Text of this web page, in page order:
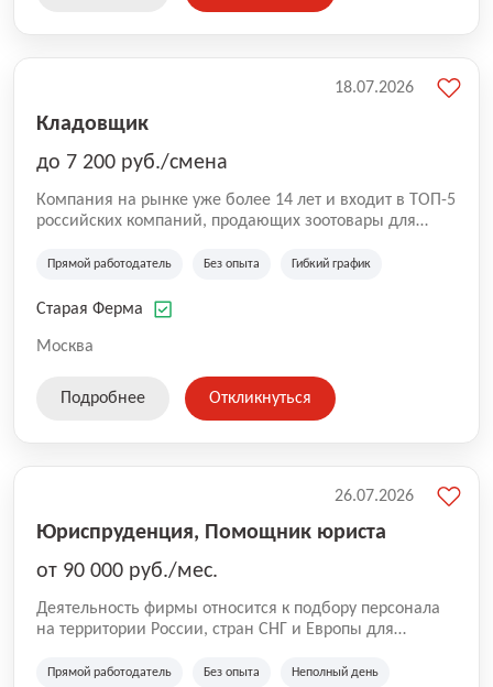
Кладовщик
до 7 200 руб./смена
Компания на рынке уже более 14 лет и входит в ТОП-5
российских компаний, продающих зоотовары для
компания владеет 5 розничными магазинами, а также
России (Wildberries, Ozon, Яндекс. Маркет и
на глобальной доставке товаров по всей территории
SKU, премиальные бренды кормов и собственные
Прямой работодатель Без опыта Гибкий график
Старая Ферма
Москва
18.07.2026
Подробнее Откликнуться
Юриспруденция, Помощник юриста
от 90 000 руб./мес.
Деятельность фирмы относится к подбору персонала
на территории России, стран СНГ и Европы для
культуре и развлечениям, информационным
Прямой работодатель Без опыта Неполный день
26.07.2026